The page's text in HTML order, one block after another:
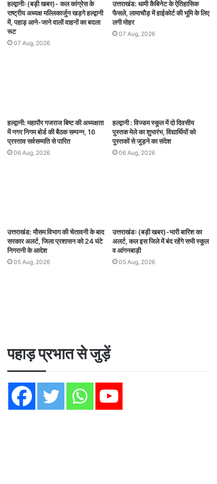
हल्द्वानीः (बड़ी खबर)- कल कांग्रेस के
राष्ट्रीय अध्यक्ष मल्लिकार्जुन खड़गे हल्द्वानी
में, पहाड़ आने-जाने वालों वाहनों का बदला
रूट
07 Aug, 2026
उत्तराखंड: धामी कैबिनेट के ऐतिहासिक
फैसले, लामाचौड़ में हाईकोर्ट की भूमि के लिए
लगी मोहर
07 Aug, 2026
हल्द्वानी: महापौर गजराज बिष्ट की अध्यक्षता
में नगर निगम बोर्ड की बैठक सम्पन्न, 16
प्रस्ताव सर्वसम्मति से पारित
06 Aug, 2026
हल्द्वानी : विज्डम स्कूल में दो दिवसीय
पुस्तक मेले का शुभारंभ, विद्यार्थियों को
पुस्तकों से जुड़ने का संदेश
06 Aug, 2026
उत्तराखंड: मौसम विभाग की चेतावनी के बाद
सरकार अलर्ट, जिला प्रशासन को 24 घंटे
निगरानी के आदेश
05 Aug, 2026
उत्तराखंडः (बड़ी खबर)-भारी बारिश का
अलर्ट, कल इस जिले में बंद रहेंगे सभी स्कूल
व आंगनबाड़ी
05 Aug, 2026
पहाड़ प्रभात से जुड़ें